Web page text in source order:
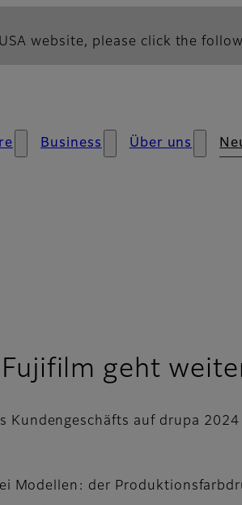
website, please click the
Business Über uns
geht
Kundengeschäfts auf drupa 2024
Modellen: der